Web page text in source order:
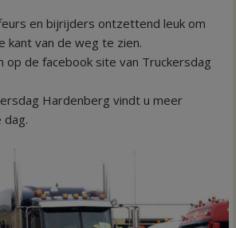
en bijrijders ontzettend leuk om
kant van de weg te zien.
op de facebook site van Truckersdag
Hardenberg vindt u meer